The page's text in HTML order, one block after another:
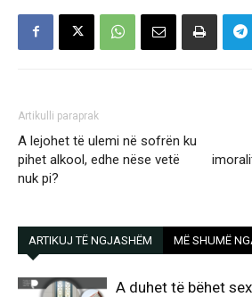
Artikulli paraprak
A lejohet të ulemi në sofrën ku
pihet alkool, edhe nëse vetë
nuk pi?
ARTIKUJ TË NGJASHËM MË SHUMË
A duhet të bëhet